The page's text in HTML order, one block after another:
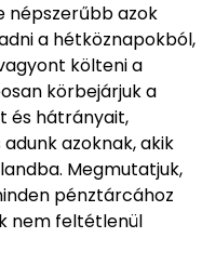
népszerűbb azok
a hétköznapokból,
költeni a
körbejárjuk a
és hátrányait,
azoknak, akik
Megmutatjuk,
pénztárcához
nem feltétlenül